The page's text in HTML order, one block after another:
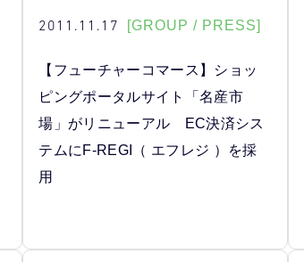
2011.11.17 [GROUP / PRESS]
【フューチャーコマース】ショッ
ピングポータルサイト「名産市
場」がリニューアル EC決済シス
テムにF-REGI（ エフレジ ）を採
用